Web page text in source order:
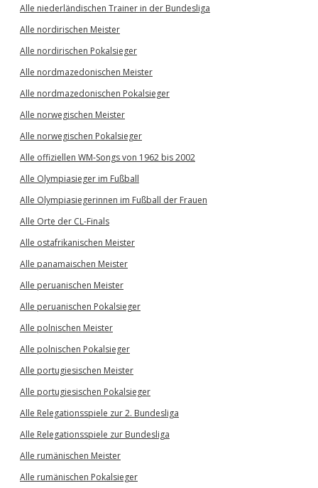
Alle niederländischen Trainer in der Bundesliga
Alle nordirischen Meister
Alle nordirischen Pokalsieger
Alle nordmazedonischen Meister
Alle nordmazedonischen Pokalsieger
Alle norwegischen Meister
Alle norwegischen Pokalsieger
Alle offiziellen WM-Songs von 1962 bis 2002
Alle Olympiasieger im Fußball
Alle Olympiasiegerinnen im Fußball der Frauen
Alle Orte der CL-Finals
Alle ostafrikanischen Meister
Alle panamaischen Meister
Alle peruanischen Meister
Alle peruanischen Pokalsieger
Alle polnischen Meister
Alle polnischen Pokalsieger
Alle portugiesischen Meister
Alle portugiesischen Pokalsieger
Alle Relegationsspiele zur 2. Bundesliga
Alle Relegationsspiele zur Bundesliga
Alle rumänischen Meister
Alle rumänischen Pokalsieger